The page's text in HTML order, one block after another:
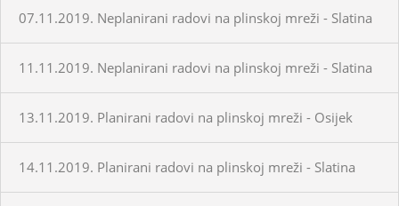
07.11.2019. Neplanirani radovi na plinskoj mreži - Slatina
11.11.2019. Neplanirani radovi na plinskoj mreži - Slatina
13.11.2019. Planirani radovi na plinskoj mreži - Osijek
14.11.2019. Planirani radovi na plinskoj mreži - Slatina